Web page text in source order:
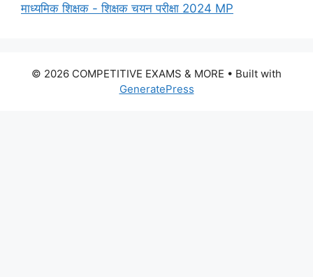
माध्यमिक शिक्षक - शिक्षक चयन परीक्षा 2024 MP
© 2026 COMPETITIVE EXAMS & MORE • Built with
GeneratePress